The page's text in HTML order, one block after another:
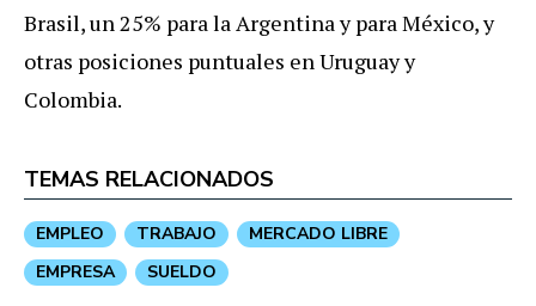
Brasil, un 25% para la Argentina y para México, y
otras posiciones puntuales en Uruguay y
Colombia.
TEMAS RELACIONADOS
EMPLEO TRABAJO
MERCADO LIBRE
EMPRESA
SUELDO